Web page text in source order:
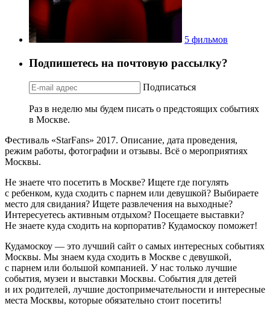
5 фильмов
Подпишетесь на почтовую рассылку?
Подписаться
Раз в неделю мы будем писать о предстоящих событиях
в Москве.
Фестиваль «StarFans» 2017. Описание, дата проведения,
режим работы, фотографии и отзывы. Всё о мероприятиях
Москвы.
Не знаете что посетить в Москве? Ищете где погулять
с ребенком, куда сходить с парнем или девушкой? Выбираете
место для свидания? Ищете развлечения на выходные?
Интересуетесь активным отдыхом? Посещаете выставки?
Не знаете куда сходить на корпоратив? Кудамоскоу поможет!
Кудамоскоу — это лучший сайт о самых интересных событиях
Москвы. Мы знаем куда сходить в Москве с девушкой,
с парнем или большой компанией. У нас только лучшие
события, музеи и выставки Москвы. События для детей
и их родителей, лучшие достопримечательности и интересные
места Москвы, которые обязательно стоит посетить!